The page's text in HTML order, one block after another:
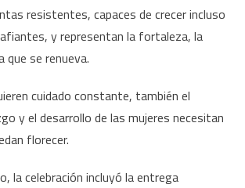
resistentes, capaces de crecer incluso
y representan la fortaleza, la
que se renueva.
cuidado constante, también el
y el desarrollo de las mujeres necesitan
florecer.
la celebración incluyó la entrega